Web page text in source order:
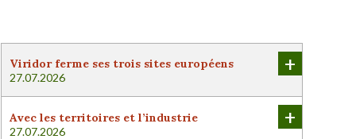
Viridor ferme ses trois sites européens
27.07.2026
+
Avec les territoires et l’industrie
27.07.2026
+